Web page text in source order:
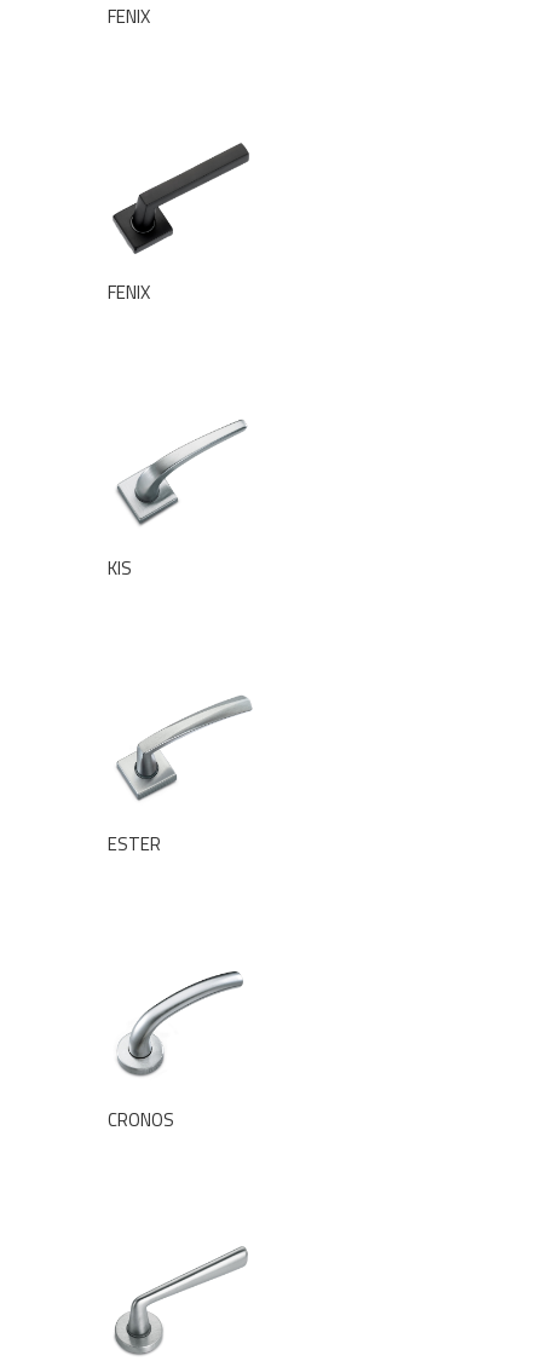
FENIX
FENIX
KIS
ESTER
CRONOS